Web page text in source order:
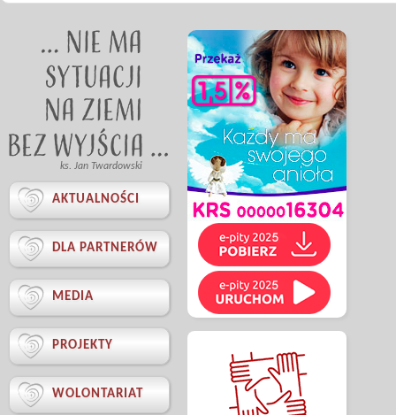
ks. Jan Twardowski
 AKTUALNOŚCI
 DLA PARTNERÓW
 MEDIA
 PROJEKTY
 WOLONTARIAT